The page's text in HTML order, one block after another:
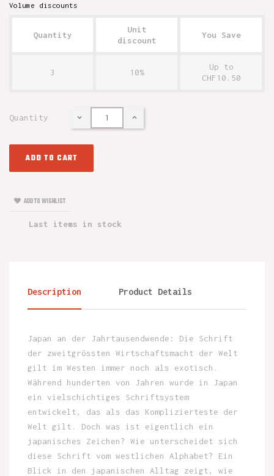
Volume discounts
Quantity
Unit
discount
You Save
3 10%
Up to
CHF10.50
Quantity
ADD TO CART
ADD TO WISHLIST
Last items in stock
Description Product Details
Japan an der Jahrtausendwende: Die Schrift
der zweitgrössten Wirtschaftsmacht der Welt
gilt im Westen immer noch als exotisch.
Während hunderten von Jahren wurde in Japan
ein vielschichtiges Schriftsystem
entwickelt, das als das Komplizierteste der
Welt gilt. Doch was ist eigentlich ein
japanisches Zeichen? Wie unterscheidet sich
diese Schrift vom westlichen Alphabet? Ein
Blick in den japanischen Alltag zeigt, wie